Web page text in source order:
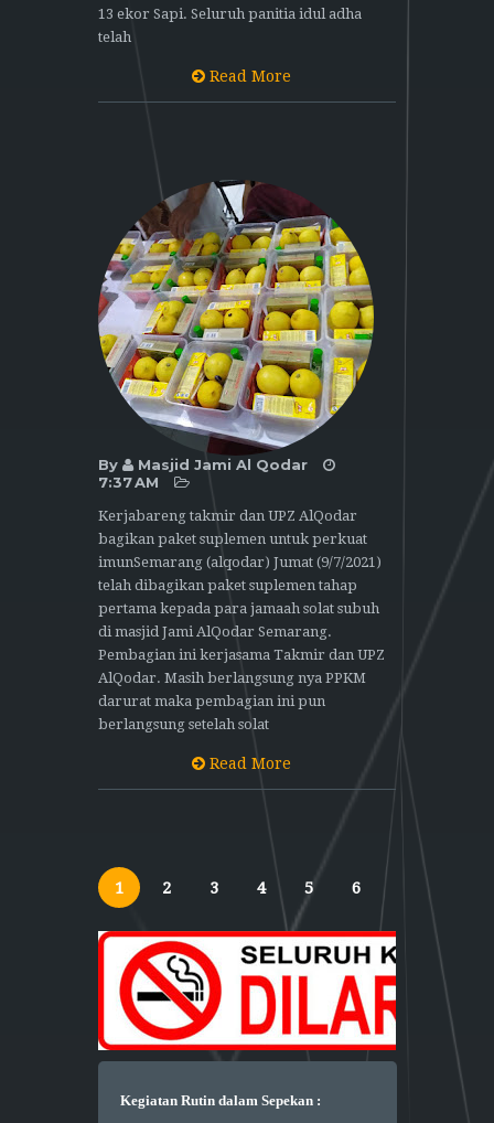
13 ekor Sapi. Seluruh panitia idul adha
telah
Read More
By
Masjid Jami Al Qodar
7:37 AM
Kerjabareng takmir dan UPZ AlQodar
bagikan paket suplemen untuk perkuat
imunSemarang (alqodar) Jumat (9/7/2021)
telah dibagikan paket suplemen tahap
pertama kepada para jamaah solat subuh
di masjid Jami AlQodar Semarang.
Pembagian ini kerjasama Takmir dan UPZ
AlQodar. Masih berlangsung nya PPKM
darurat maka pembagian ini pun
berlangsung setelah solat
Read More
1 2 3 4 5 6
Kegiatan Rutin dalam Sepekan :